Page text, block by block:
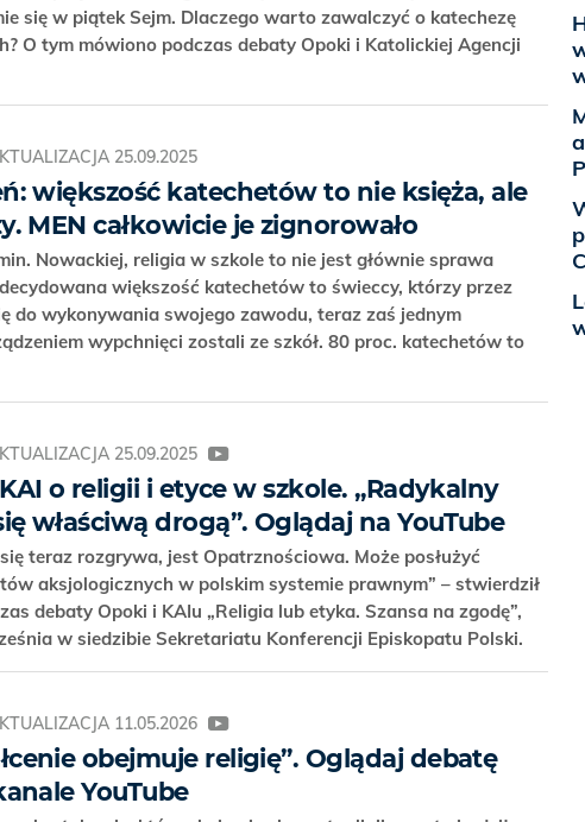
się w piątek Sejm. Dlaczego warto zawalczyć o katechezę
O tym mówiono podczas debaty Opoki i Katolickiej Agencji
25.09.2025
większość katechetów to nie księża, ale
MEN całkowicie je zignorowało
Nowackiej, religia w szkole to nie jest głównie sprawa
większość katechetów to świeccy, którzy przez
do wykonywania swojego zawodu, teraz zaś jednym
wypchnięci zostali ze szkół. 80 proc. katechetów to
25.09.2025
o religii i etyce w szkole. „Radykalny
właściwą drogą”. Oglądaj na YouTube
teraz rozgrywa, jest Opatrznościowa. Może posłużyć
aksjologicznych w polskim systemie prawnym” – stwierdził
debaty Opoki i KAIu „Religia lub etyka. Szansa na zgodę”,
w siedzibie Sekretariatu Konferencji Episkopatu Polski.
11.05.2026
obejmuje religię”. Oglądaj debatę
YouTube